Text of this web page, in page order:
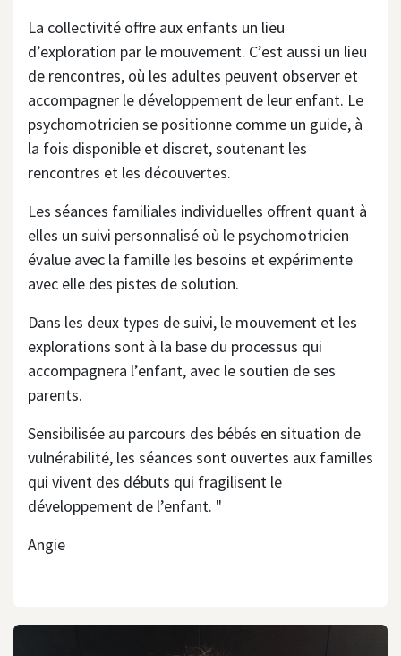
La collectivité offre aux enfants un lieu
d’exploration par le mouvement. C’est aussi un lieu
de rencontres, où les adultes peuvent observer et
accompagner le développement de leur enfant. Le
psychomotricien se positionne comme un guide, à
la fois disponible et discret, soutenant les
rencontres et les découvertes.
Les séances familiales individuelles offrent quant à
elles un suivi personnalisé où le psychomotricien
évalue avec la famille les besoins et expérimente
avec elle des pistes de solution.
Dans les deux types de suivi, le mouvement et les
explorations sont à la base du processus qui
accompagnera l’enfant, avec le soutien de ses
parents.
Sensibilisée au parcours des bébés en situation de
vulnérabilité, les séances sont ouvertes aux familles
qui vivent des débuts qui fragilisent le
développement de l’enfant. "
Angie